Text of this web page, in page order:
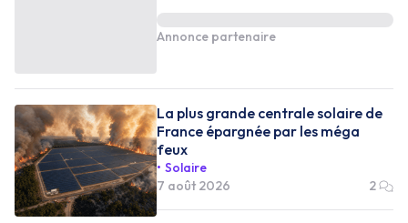
Annonce partenaire
La plus grande centrale solaire de
France épargnée par les méga
feux
Solaire
7 août 2026
2